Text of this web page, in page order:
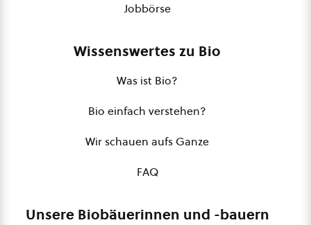
Jobbörse
Wissenswertes zu Bio
Was ist Bio?
Bio einfach verstehen?
Wir schauen aufs Ganze
FAQ
Unsere Biobäuerinnen und -bauern